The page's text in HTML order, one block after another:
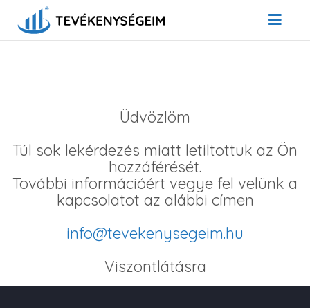
Üdvözlöm
Túl sok lekérdezés miatt letiltottuk az Ön
hozzáférését.
További információért vegye fel velünk a
kapcsolatot az alábbi címen
info@tevekenysegeim.hu
Viszontlátásra